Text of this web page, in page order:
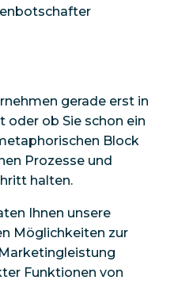
gerade erst in
ob Sie schon ein
Block
Prozesse und
halten.
Ihnen unsere
Möglichkeiten zur
Funktionen von